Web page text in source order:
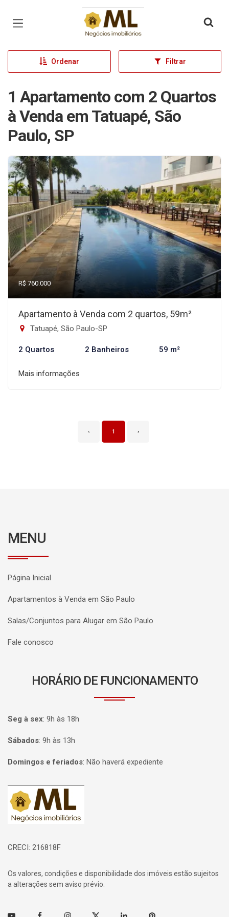
Página inicial
Ordenar Filtrar
1 Apartamento com 2 Quartos
à Venda em Tatuapé, São
Paulo, SP
R$ 760.000
Apartamento à Venda com 2 quartos, 59m²
Tatuapé, São Paulo-SP
2 Quartos 2 Banheiros 59 m²
Mais informações
‹ 1 ›
MENU
Página Inicial
Apartamentos à Venda em São Paulo
Salas/Conjuntos para Alugar em São Paulo
Fale conosco
HORÁRIO DE FUNCIONAMENTO
Seg à sex: 9h às 18h
Sábados: 9h às 13h
Domingos e feriados: Não haverá expediente
Página inicial
CRECI: 216818F
Os valores, condições e disponibilidade dos imóveis estão sujeitos
a alterações sem aviso prévio.